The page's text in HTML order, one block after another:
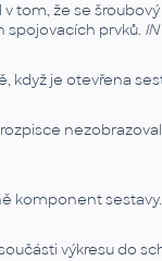
tom, že se
spojovacích prvků.
když je otevřena
komponent sestavy.
výkresu do